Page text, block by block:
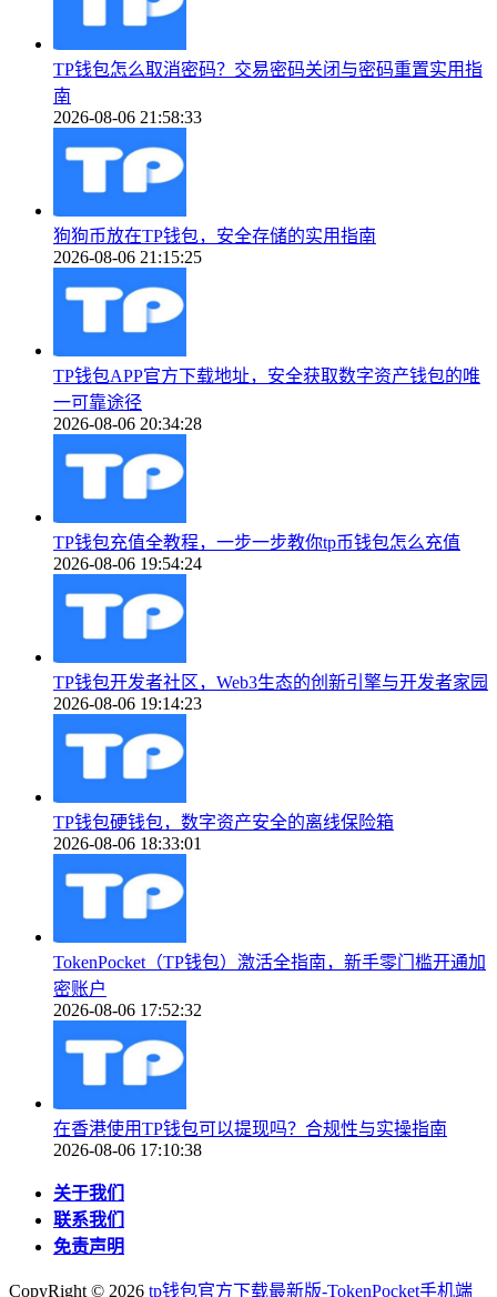
TP钱包怎么取消密码？交易密码关闭与密码重置实用指
南
2026-08-06 21:58:33
狗狗币放在TP钱包，安全存储的实用指南
2026-08-06 21:15:25
TP钱包APP官方下载地址，安全获取数字资产钱包的唯
一可靠途径
2026-08-06 20:34:28
TP钱包充值全教程，一步一步教你tp币钱包怎么充值
2026-08-06 19:54:24
TP钱包开发者社区，Web3生态的创新引擎与开发者家园
2026-08-06 19:14:23
TP钱包硬钱包，数字资产安全的离线保险箱
2026-08-06 18:33:01
TokenPocket（TP钱包）激活全指南，新手零门槛开通加
密账户
2026-08-06 17:52:32
在香港使用TP钱包可以提现吗？合规性与实操指南
2026-08-06 17:10:38
关于我们
联系我们
免责声明
CopyRight © 2026 tp钱包官方下载最新版-TokenPocket手机端